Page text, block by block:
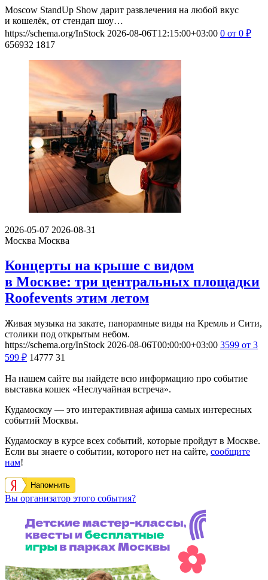
Moscow StandUp Show дарит развлечения на любой вкус
и кошелёк, от стендап шоу…
https://schema.org/InStock 2026-08-06T12:15:00+03:00 0 от 0 ₽
656932 1817
2026-05-07 2026-08-31
Москва Москва
Концерты на крыше с видом
в Москве: три центральных площадки
Roofevents этим летом
Живая музыка на закате, панорамные виды на Кремль и Сити,
столики под открытым небом.
https://schema.org/InStock 2026-08-06T00:00:00+03:00 3599 от 3
599 ₽ 14777 31
На нашем сайте вы найдете всю информацию про событие
выставка кошек «Неслучайная встреча».
Кудамоскоу — это интерактивная афиша самых интересных
событий Москвы.
Кудамоскоу в курсе всех событий, которые пройдут в Москве.
Если вы знаете о событии, которого нет на сайте, сообщите
нам!
Напомнить
Вы организатор этого события?